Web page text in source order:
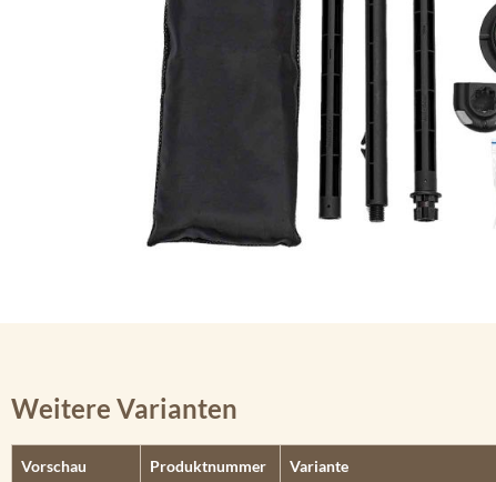
Weitere Varianten
Vorschau Produktnummer Variante